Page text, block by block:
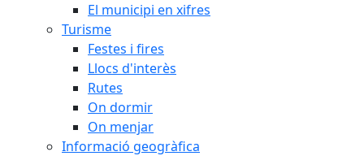
El municipi en xifres
Turisme
Festes i fires
Llocs d'interès
Rutes
On dormir
On menjar
Informació geogràfica